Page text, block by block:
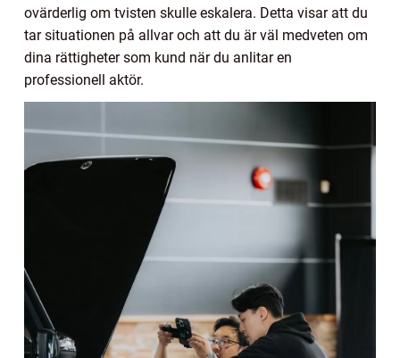
ovärderlig om tvisten skulle eskalera. Detta visar att du
tar situationen på allvar och att du är väl medveten om
dina rättigheter som kund när du anlitar en
professionell aktör.